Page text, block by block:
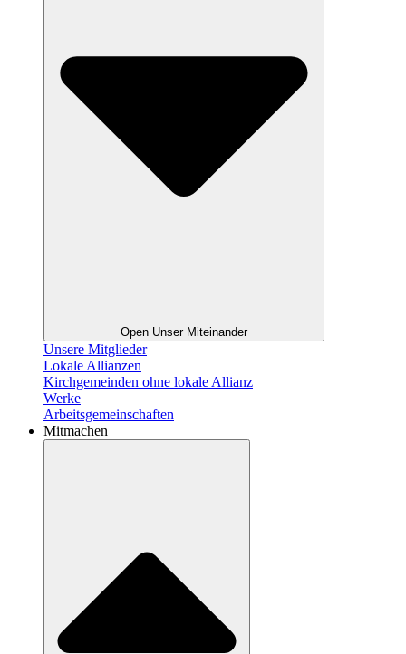
Open Unser Miteinander
Unsere Mitglieder
Lokale Allianzen
Kirchgemeinden ohne lokale Allianz
Werke
Arbeitsgemeinschaften
Mitmachen